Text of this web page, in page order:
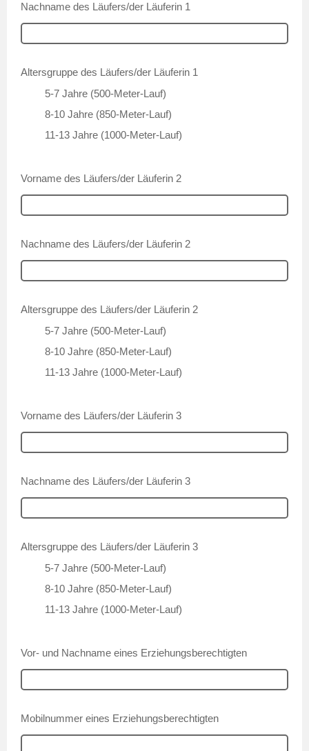
Nachname des Läufers/der Läuferin 1
Altersgruppe des Läufers/der Läuferin 1
5-7 Jahre (500-Meter-Lauf)
8-10 Jahre (850-Meter-Lauf)
11-13 Jahre (1000-Meter-Lauf)
Vorname des Läufers/der Läuferin 2
Nachname des Läufers/der Läuferin 2
Altersgruppe des Läufers/der Läuferin 2
5-7 Jahre (500-Meter-Lauf)
8-10 Jahre (850-Meter-Lauf)
11-13 Jahre (1000-Meter-Lauf)
Vorname des Läufers/der Läuferin 3
Nachname des Läufers/der Läuferin 3
Altersgruppe des Läufers/der Läuferin 3
5-7 Jahre (500-Meter-Lauf)
8-10 Jahre (850-Meter-Lauf)
11-13 Jahre (1000-Meter-Lauf)
Vor- und Nachname eines Erziehungsberechtigten
Mobilnummer eines Erziehungsberechtigten